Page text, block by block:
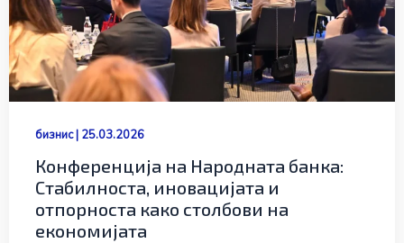
бизнис| 25.03.2026
Конференција на Народната банка:
Стабилноста, иновацијата и
отпорноста како столбови на
економијата